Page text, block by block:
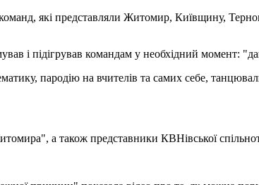
які представляли Житомир, Київщину,
і підігрував командам у необхідний момент:
пародію на вчителів та самих себе,
а також представники КВНівської